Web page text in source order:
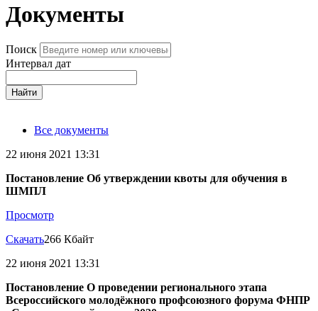
Документы
Поиск
Интервал дат
Найти
Все документы
22 июня 2021 13:31
Постановление Об утверждении квоты для обучения в
ШМПЛ
Просмотр
Скачать266 Кбайт
22 июня 2021 13:31
Постановление О проведении регионального этапа
Всероссийского молодёжного профсоюзного форума ФНПР